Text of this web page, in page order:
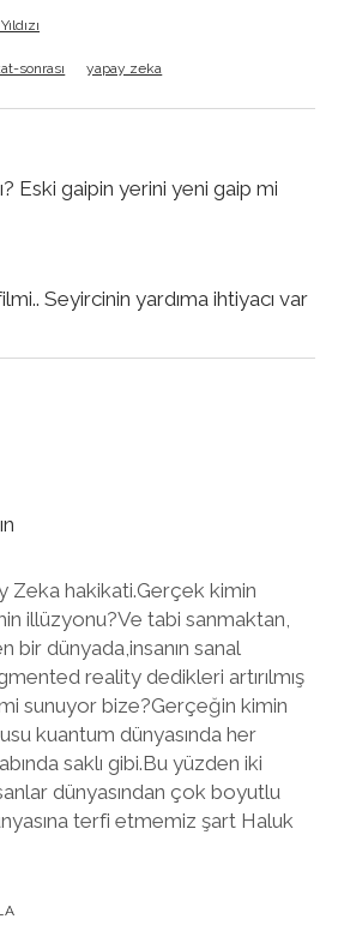
sonrası yapay zeka
Eski gaipin yerini yeni gaip mi
Seyircinin yardıma ihtiyacı var
Zeka hakikati.Gerçek kimin
illüzyonu?Ve tabi sanmaktan,
bir dünyada,insanın sanal
reality dedikleri artırılmış
sunuyor bize?Gerçeğin kimin
kuantum dünyasında her
saklı gibi.Bu yüzden iki
dünyasından çok boyutlu
terfi etmemiz şart Haluk